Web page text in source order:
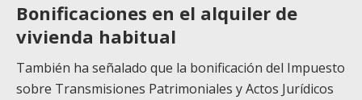
Bonificaciones en el alquiler de
vivienda habitual
También ha señalado que la bonificación del Impuesto
sobre Transmisiones Patrimoniales y Actos Jurídicos